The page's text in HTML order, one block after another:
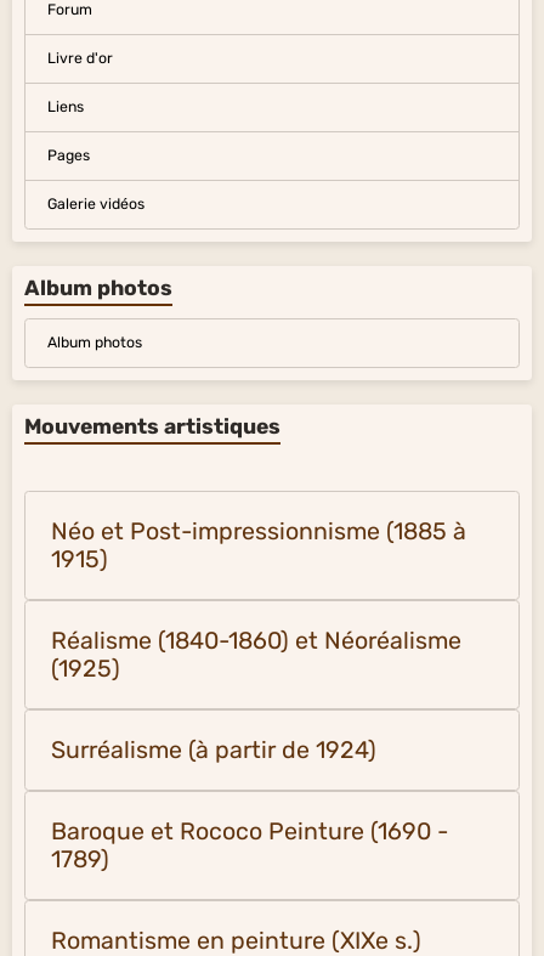
Forum
Livre d'or
Liens
Pages
Galerie vidéos
Album photos
Album photos
Mouvements artistiques
Néo et Post-impressionnisme (1885 à
1915)
Réalisme (1840-1860) et Néoréalisme
(1925)
Surréalisme (à partir de 1924)
Baroque et Rococo Peinture (1690 -
1789)
Romantisme en peinture (XIXe s.)